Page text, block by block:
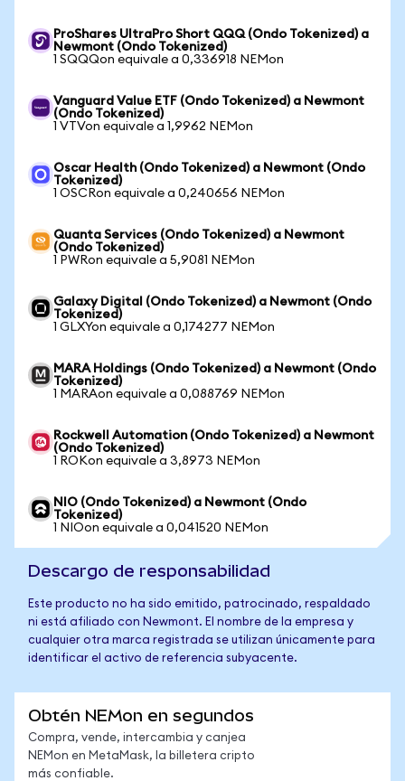
ProShares UltraPro Short QQQ (Ondo Tokenized) a
Newmont (Ondo Tokenized)
1 SQQQon equivale a 0,336918 NEMon
Vanguard Value ETF (Ondo Tokenized) a Newmont
(Ondo Tokenized)
1 VTVon equivale a 1,9962 NEMon
Oscar Health (Ondo Tokenized) a Newmont (Ondo
Tokenized)
1 OSCRon equivale a 0,240656 NEMon
Quanta Services (Ondo Tokenized) a Newmont
(Ondo Tokenized)
1 PWRon equivale a 5,9081 NEMon
Galaxy Digital (Ondo Tokenized) a Newmont (Ondo
Tokenized)
1 GLXYon equivale a 0,174277 NEMon
MARA Holdings (Ondo Tokenized) a Newmont (Ondo
Tokenized)
1 MARAon equivale a 0,088769 NEMon
Rockwell Automation (Ondo Tokenized) a Newmont
(Ondo Tokenized)
1 ROKon equivale a 3,8973 NEMon
NIO (Ondo Tokenized) a Newmont (Ondo
Tokenized)
1 NIOon equivale a 0,041520 NEMon
Descargo de responsabilidad
Este producto no ha sido emitido, patrocinado, respaldado
ni está afiliado con Newmont. El nombre de la empresa y
cualquier otra marca registrada se utilizan únicamente para
identificar el activo de referencia subyacente.
Obtén NEMon en segundos
Compra, vende, intercambia y canjea
NEMon en MetaMask, la billetera cripto
más confiable.